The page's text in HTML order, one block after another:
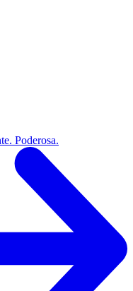
Poderosa.